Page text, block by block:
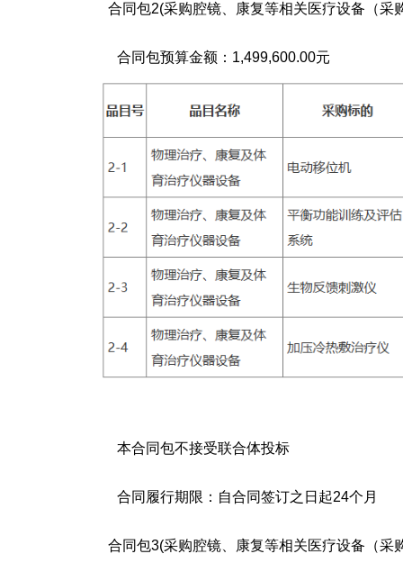
合同包2(采购腔镜、康复等相关医疗设备（采
合同包预算金额： 1,499,600.00元
本合同包不接受联合体投标
合同履行期限： 自合同签订之日起24个月
合同包3(采购腔镜、康复等相关医疗设备（采